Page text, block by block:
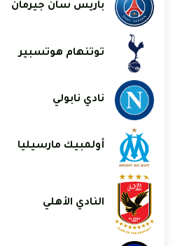
باريس سان جيرمان
توتنهام هوتسبير
نادي نابولي
أولمبيك مارسيليا
النادي الأهلي